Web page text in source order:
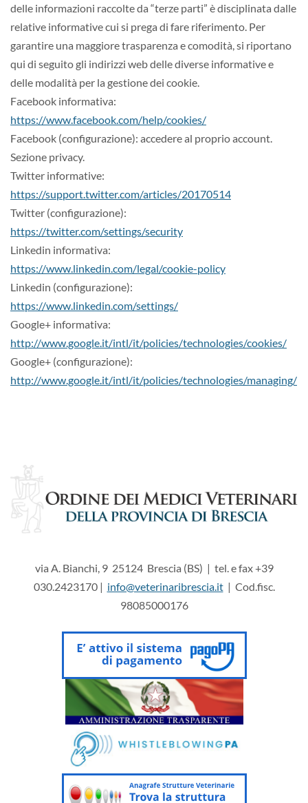
delle informazioni raccolte da “terze parti” è disciplinata dalle
relative informative cui si prega di fare riferimento. Per
garantire una maggiore trasparenza e comodità, si riportano
qui di seguito gli indirizzi web delle diverse informative e
delle modalità per la gestione dei cookie.
Facebook informativa:
https://www.facebook.com/help/cookies/
Facebook (configurazione): accedere al proprio account.
Sezione privacy.
Twitter informative:
https://support.twitter.com/articles/20170514
Twitter (configurazione):
https://twitter.com/settings/security
Linkedin informativa:
https://www.linkedin.com/legal/cookie-policy
Linkedin (configurazione):
https://www.linkedin.com/settings/
Google+ informativa:
http://www.google.it/intl/it/policies/technologies/cookies/
Google+ (configurazione):
http://www.google.it/intl/it/policies/technologies/managing/
via A. Bianchi, 9 25124 Brescia (BS) | tel. e fax +39
030.2423170 | info@veterinaribrescia.it| Cod.fisc.
98085000176